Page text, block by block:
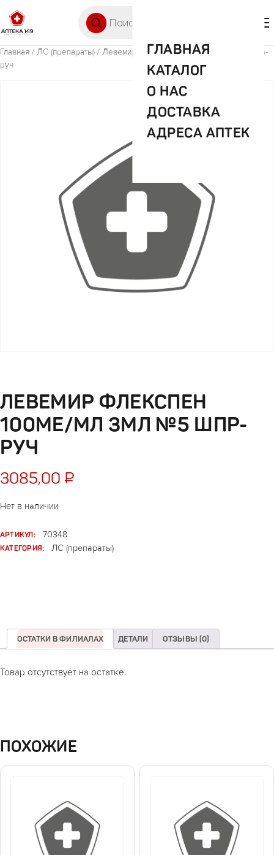
ГЛАВНАЯ
КАТАЛОГ
О НАС
ДОСТАВКА
АДРЕСА АПТЕК
Главная / ЛС (препараты) / Левемир Флекспен 100МЕ/мл 3мл №5 шпр-
руч
ЛЕВЕМИР ФЛЕКСПЕН
100МЕ/МЛ 3МЛ №5 ШПР-
РУЧ
3085,00 ₽
Нет в наличии
АРТИКУЛ:
70348
КАТЕГОРИЯ:
ЛС (препараты)
ОСТАТКИ В ФИЛИАЛАХ ДЕТАЛИ ОТЗЫВЫ (0)
Товар отсутствует на остатке.
ПОХОЖИЕ